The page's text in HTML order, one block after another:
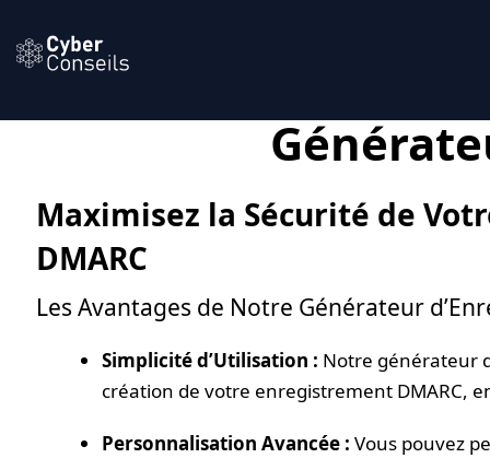
Maximisez la Sécurité de
DMARC
Les Avantages de Notre Générateur
Simplicité d’Utilisation : Notre générateur
création de votre enregistrement DMARC,
Personnalisation Avancée : Vous pouvez